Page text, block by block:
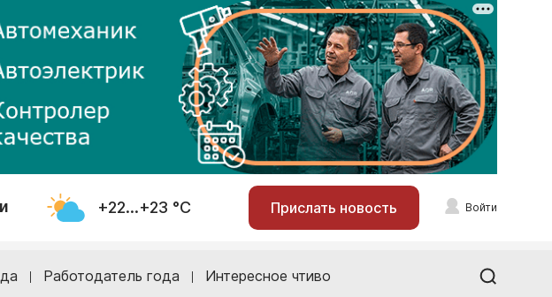
+22...+23 °С Прислать новость Войти
Работодатель года Интересное чтиво